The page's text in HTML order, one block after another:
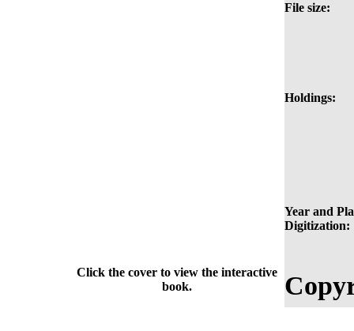
File size:
Holdings:
Year and
Digitization:
Click the cover to view the interactive
book.